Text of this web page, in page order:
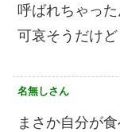
呼ばれちゃった
可哀そうだけど
名無しさん
まさか自分が